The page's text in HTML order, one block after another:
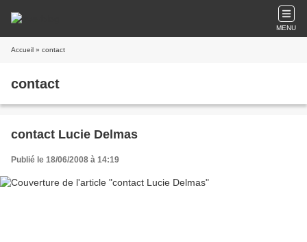
MENU
Accueil » contact
contact
contact Lucie Delmas
Publié le 18/06/2008 à 14:19